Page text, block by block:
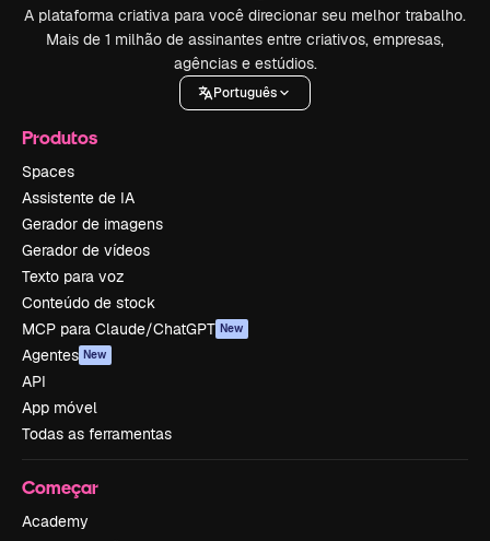
A plataforma criativa para você direcionar seu melhor trabalho.
Mais de 1 milhão de assinantes entre criativos, empresas,
agências e estúdios.
Português
Produtos
Spaces
Assistente de IA
Gerador de imagens
Gerador de vídeos
Texto para voz
Conteúdo de stock
MCP para Claude/ChatGPT New
Agentes New
API
App móvel
Todas as ferramentas
Começar
Academy